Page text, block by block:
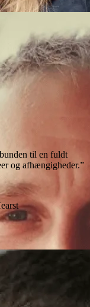
til en fuldt
og afhængigheder.”